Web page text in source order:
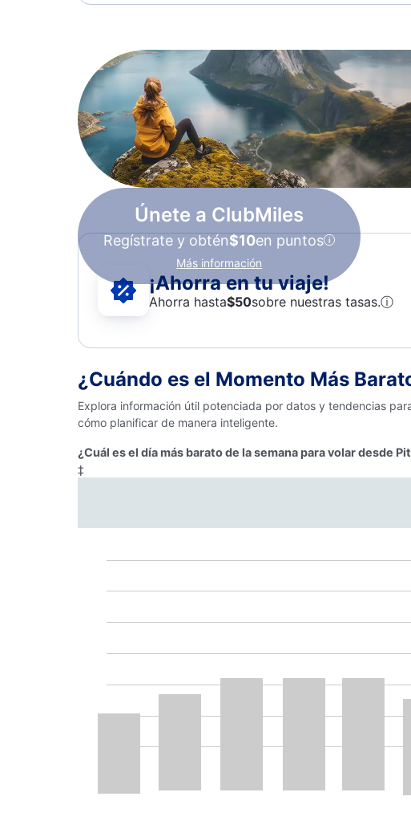
Únete a ClubMiles
Regístrate y obtén$10en puntos
Más información
¡Ahorra en tu viaje!
Ahorra hasta$50sobre nuestras tasas.ⓘ
¿Cuándo es el Momento Más
Explora información útil potenciada por datos y tendencias
cómo planificar de manera inteligente.
¿Cuál es el día más barato de la semana para volar desde
‡